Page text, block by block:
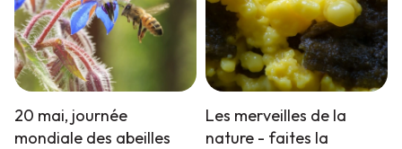
20 mai, journée
mondiale des abeilles
Les merveilles de la
nature - faites la